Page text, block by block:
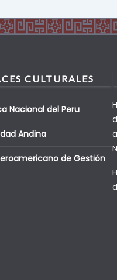
CULTURALES
Nacional del Peru
Andina
de Gestión